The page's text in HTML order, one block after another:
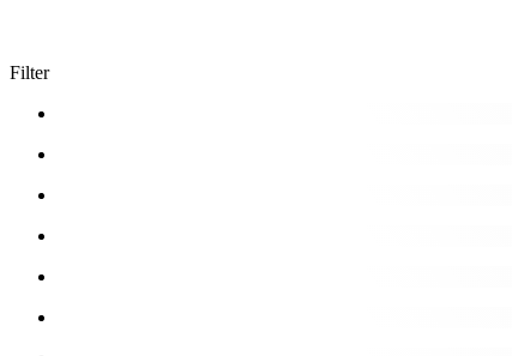
Filter